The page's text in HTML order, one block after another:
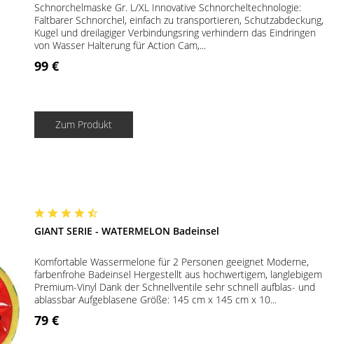
Schnorchelmaske Gr. L/XL Innovative Schnorcheltechnologie:
Faltbarer Schnorchel, einfach zu transportieren, Schutzabdeckung,
Kugel und dreilagiger Verbindungsring verhindern das Eindringen
von Wasser Halterung für Action Cam,...
99 €
Zum Produkt
GIANT SERIE - WATERMELON Badeinsel
Komfortable Wassermelone für 2 Personen geeignet Moderne,
farbenfrohe Badeinsel Hergestellt aus hochwertigem, langlebigem
Premium-Vinyl Dank der Schnellventile sehr schnell aufblas- und
ablassbar Aufgeblasene Größe: 145 cm x 145 cm x 10...
79 €